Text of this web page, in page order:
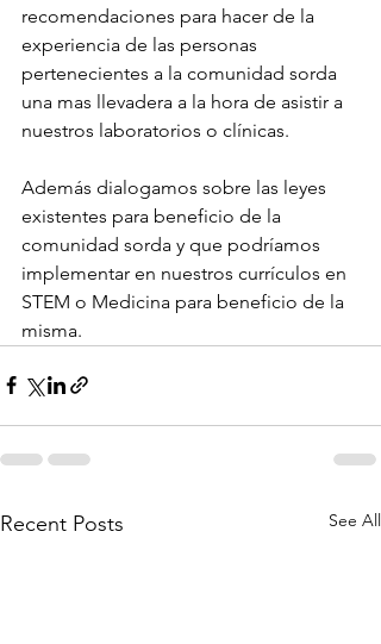
recomendaciones para hacer de la
experiencia de las personas
pertenecientes a la comunidad sorda
una mas llevadera a la hora de asistir a
nuestros laboratorios o clínicas.
Además dialogamos sobre las leyes
existentes para beneficio de la
comunidad sorda y que podríamos
implementar en nuestros currículos en
STEM o Medicina para beneficio de la
misma.
Recent Posts See All